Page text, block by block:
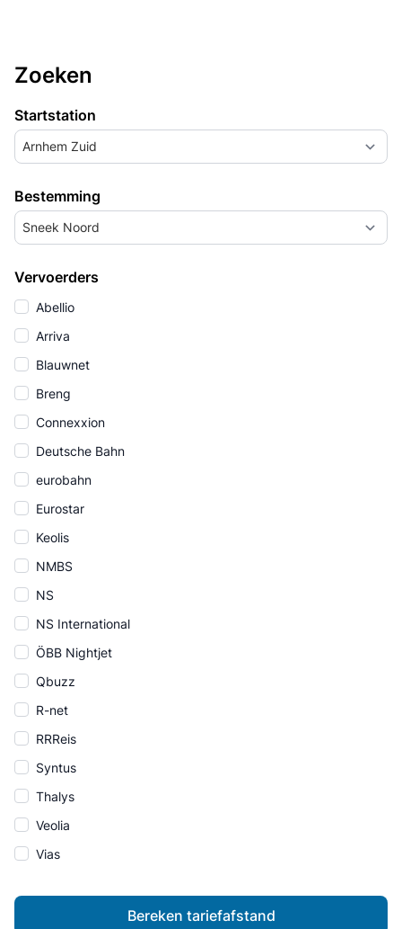
Zoeken
Startstation
Arnhem Zuid
Bestemming
Sneek Noord
Vervoerders
Abellio
Arriva
Blauwnet
Breng
Connexxion
Deutsche Bahn
eurobahn
Eurostar
Keolis
NMBS
NS
NS International
ÖBB Nightjet
Qbuzz
R-net
RRReis
Syntus
Thalys
Veolia
Vias
Bereken tariefafstand